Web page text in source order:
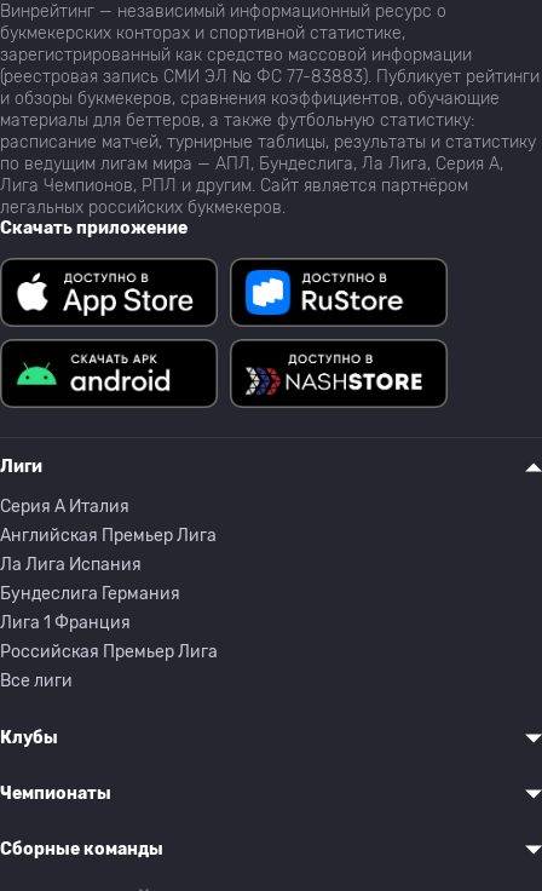
Винрейтинг — независимый информационный ресурс о
букмекерских конторах и спортивной статистике,
зарегистрированный как средство массовой информации
(реестровая запись СМИ ЭЛ № ФС 77-83883). Публикует рейтинги
и обзоры букмекеров, сравнения коэффициентов, обучающие
материалы для беттеров, а также футбольную статистику:
расписание матчей, турнирные таблицы, результаты и статистику
по ведущим лигам мира — АПЛ, Бундеслига, Ла Лига, Серия А,
Лига Чемпионов, РПЛ и другим. Сайт является партнёром
легальных российских букмекеров.
Скачать приложение
Лиги
Серия A Италия
Английская Премьер Лига
Ла Лига Испания
Бундеслига Германия
Лига 1 Франция
Российская Премьер Лига
Все лиги
Клубы
Чемпионаты
Сборные команды